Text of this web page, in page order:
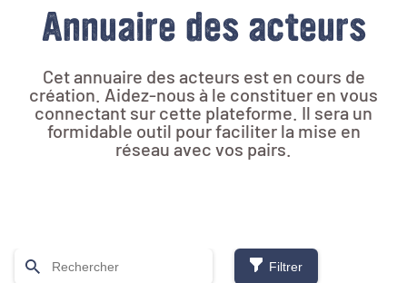
Annuaire des acteurs
Cet annuaire des acteurs est en cours de
création. Aidez-nous à le constituer en vous
connectant sur cette plateforme. Il sera un
formidable outil pour faciliter la mise en
réseau avec vos pairs.
Filtrer